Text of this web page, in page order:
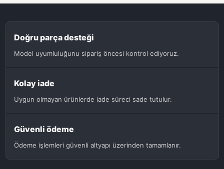
Doğru parça desteği
Model uyumluluğunu sipariş öncesi kontrol ediyoruz.
Kolay iade
Uygun olmayan ürünlerde iade süreci sade tutulur.
Güvenli ödeme
Ödeme işlemleri güvenli altyapı üzerinden tamamlanır.